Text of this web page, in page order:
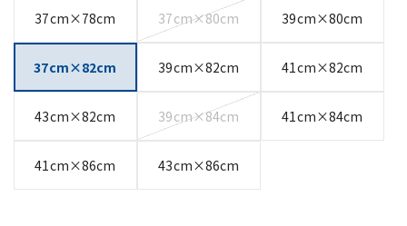
37cm×78cm 37cm×80cm 39cm×80cm
37cm×82cm 39cm×82cm 41cm×82cm
43cm×82cm 39cm×84cm 41cm×84cm
41cm×86cm 43cm×86cm